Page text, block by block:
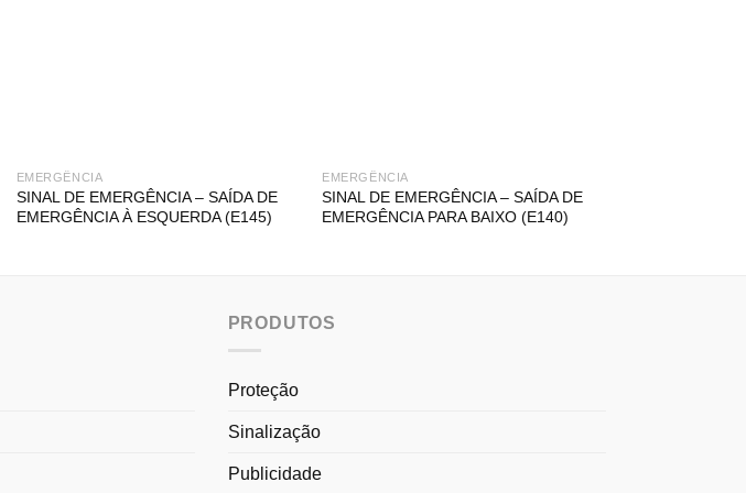
EMERGÊNCIA
SINAL DE EMERGÊNCIA – SAÍDA DE
EMERGÊNCIA À ESQUERDA (E145)
EMERGÊNCIA
SINAL DE EMERGÊNCIA – SAÍDA DE
EMERGÊNCIA PARA BAIXO (E140)
PRODUTOS
Proteção
Sinalização
Publicidade